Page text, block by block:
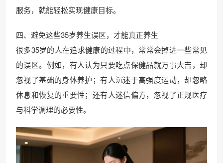
服务，就能轻松实现健康目标。
四、避免这些35岁养生误区，才能真正养生
很多35岁的人在追求健康的过程中，常常会掉进一些常见
的误区。例如，有人认为只要吃点保健品就万事大吉，却
忽视了基础的身体养护；有人沉迷于高强度运动，却忽略
休息和恢复的重要性；还有人迷信偏方，忽视了正规医疗
与科学调理的必要性。